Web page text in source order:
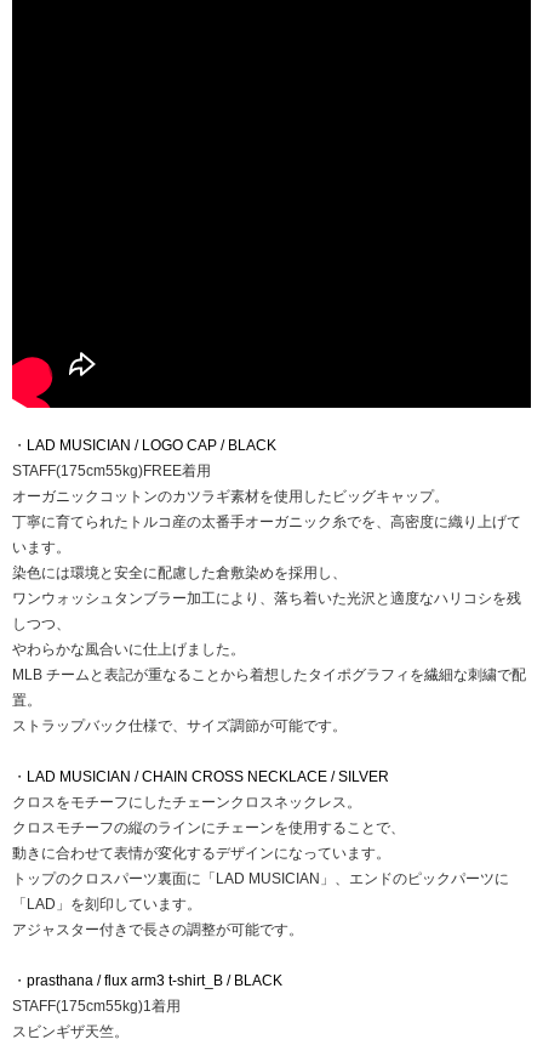
・ LAD MUSICIAN / LOGO CAP / BLACK
STAFF(175cm55kg)FREE着用
オーガニックコットンのカツラギ素材を使用したビッグキャップ。
丁寧に育てられたトルコ産の太番手オーガニック糸でを、高密度に織り上げて
います。
染色には環境と安全に配慮した倉敷染めを採用し、
ワンウォッシュタンブラー加工により、落ち着いた光沢と適度なハリコシを残
しつつ、
やわらかな風合いに仕上げました。
MLB チームと表記が重なることから着想したタイポグラフィを繊細な刺繍で配
置。
ストラップバック仕様で、サイズ調節が可能です。
・ LAD MUSICIAN / CHAIN CROSS NECKLACE / SILVER
クロスをモチーフにしたチェーンクロスネックレス。
クロスモチーフの縦のラインにチェーンを使用することで、
動きに合わせて表情が変化するデザインになっています。
トップのクロスパーツ裏面に「LAD MUSICIAN」、エンドのピックパーツに
「LAD」を刻印しています。
アジャスター付きで長さの調整が可能です。
・ prasthana / flux arm3 t-shirt_B / BLACK
STAFF(175cm55kg)1着用
スビンギザ天竺。